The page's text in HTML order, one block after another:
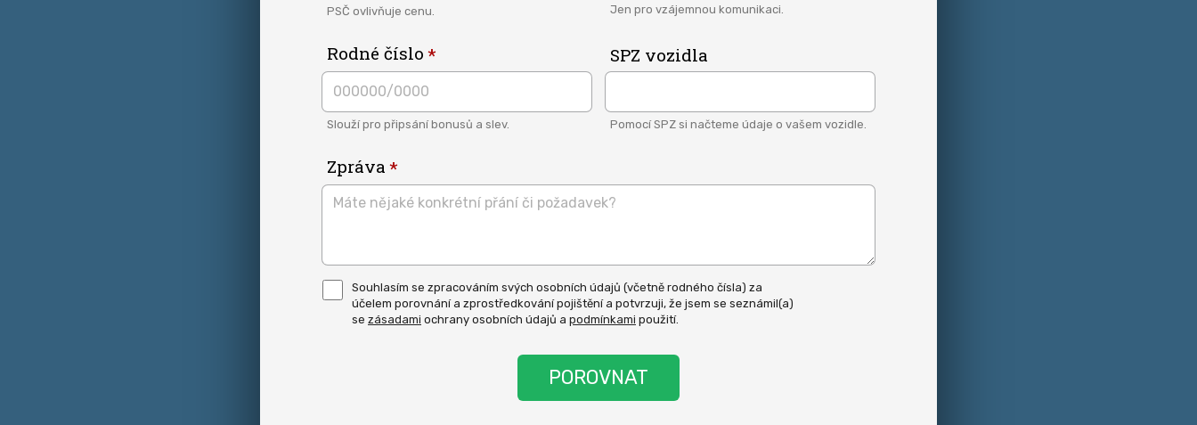
PSČ ovlivňuje cenu. Jen pro vzájemnou komunikaci.
Rodné číslo
Slouží pro připsání bonusů a slev.
SPZ vozidla
Pomocí SPZ si načteme údaje o vašem vozidle.
Zpráva
Pro
odeslání
musite
odsouhlasit
Souhlasím se zpracováním svých osobních údajů (včetně rodného čísla) za
účelem porovnání a zprostředkování pojištění a potvrzuji, že jsem se seznámil(a)
se zásadami ochrany osobních údajů a podmínkami použití.